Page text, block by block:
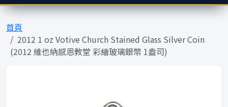
首頁
2012 1 oz Votive Church Stained Glass Silver Coin
(2012 維也納感恩教堂 彩繪玻璃銀幣 1盎司)